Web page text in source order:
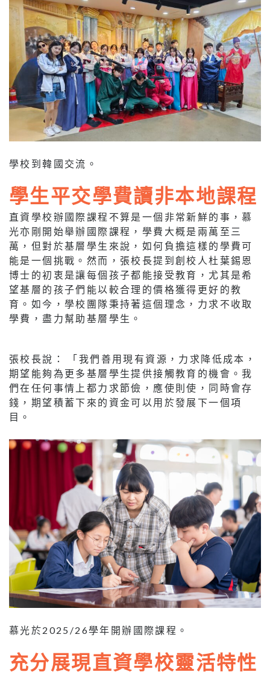
學校到韓國交流。
學生平交學費讀非本地課程
直資學校辦國際課程不算是一個非常新鮮的事，慕
光亦剛開始舉辦國際課程，學費大概是兩萬至三
萬，但對於基層學生來說，如何負擔這樣的學費可
能是一個挑戰。然而，張校長提到創校人杜葉錫恩
博士的初衷是讓每個孩子都能接受教育，尤其是希
望基層的孩子們能以較合理的價格獲得更好的教
育。如今，學校團隊秉持著這個理念，力求不收取
學費，盡力幫助基層學生。
張校長說： 「我們善用現有資源，力求降低成本，
期望能夠為更多基層學生提供接觸教育的機會。我
們在任何事情上都力求節儉，應使則使，同時會存
錢，期望積蓄下來的資金可以用於發展下一個項
目。
慕光於2025/26學年開辦國際課程。
充分展現直資學校靈活特性